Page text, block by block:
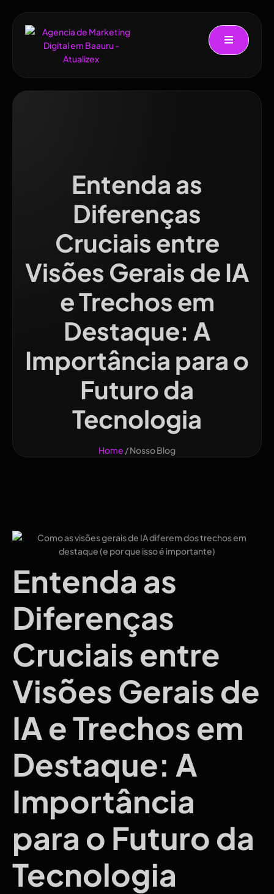
Entenda as
Diferenças
Cruciais entre
Visões Gerais de IA
e Trechos em
Destaque: A
Importância para o
Futuro da
Tecnologia
Home / Nosso Blog
Entenda as
Diferenças
Cruciais entre
Visões Gerais de
IA e Trechos em
Destaque: A
Importância
para o Futuro da
Tecnologia